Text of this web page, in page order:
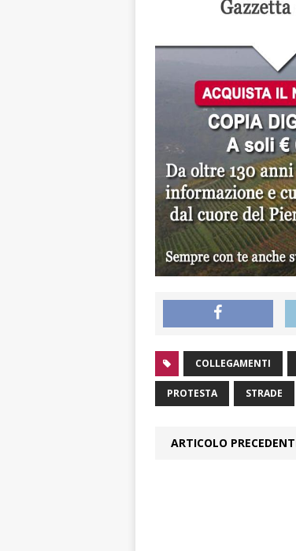
COLLEGAMENTI
PROTESTA STRADE
ARTICOLO